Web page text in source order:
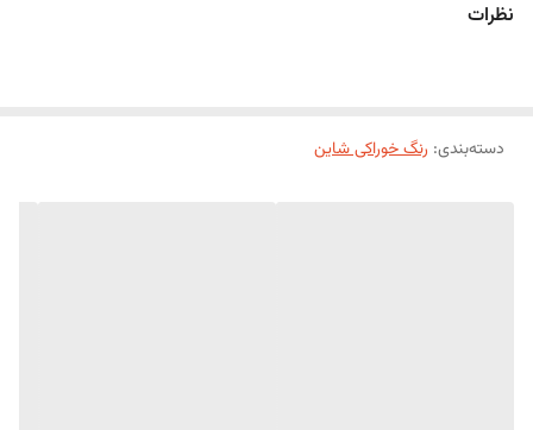
نظرات
دسته‌بندی: رنگ خوراکی شاین